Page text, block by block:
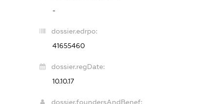
-
dossier.edrpo:
41655460
dossier.regDate:
10.10.17
dossier.foundersAndBenef: